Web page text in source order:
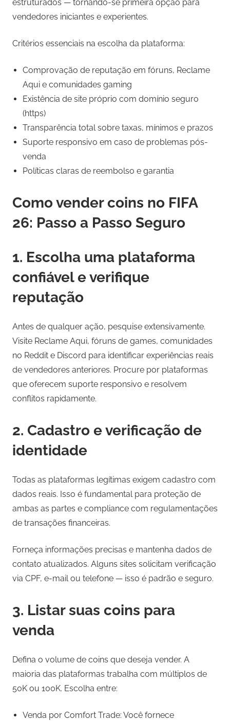
estruturados — tornando-se primeira opção para
vendedores iniciantes e experientes.
Critérios essenciais na escolha da plataforma:
Comprovação de reputação em fóruns, Reclame
Aqui e comunidades gaming
Existência de site próprio com domínio seguro
(https)
Transparência total sobre taxas, mínimos e prazos
Suporte responsivo em caso de problemas pós-
venda
Políticas claras de reembolso e garantia
Como vender coins no FIFA
26: Passo a Passo Seguro
1. Escolha uma plataforma
confiável e verifique
reputação
Antes de qualquer ação, pesquise extensivamente.
Visite Reclame Aqui, fóruns de games, comunidades
no Reddit e Discord para identificar experiências reais
de vendedores anteriores. Procure por plataformas
que oferecem suporte responsivo e resolvem
conflitos rapidamente.
2. Cadastro e verificação de
identidade
Todas as plataformas legítimas exigem cadastro com
dados reais. Isso é fundamental para proteção de
ambas as partes e compliance com regulamentações
de transações financeiras.
Forneça informações precisas e mantenha dados de
contato atualizados. Alguns sites solicitam verificação
via CPF, e-mail ou telefone — isso é padrão e seguro.
3. Listar suas coins para
venda
Defina o volume de coins que deseja vender. A
maioria das plataformas trabalha com múltiplos de
50K ou 100K. Escolha entre:
Venda por Comfort Trade: Você fornece